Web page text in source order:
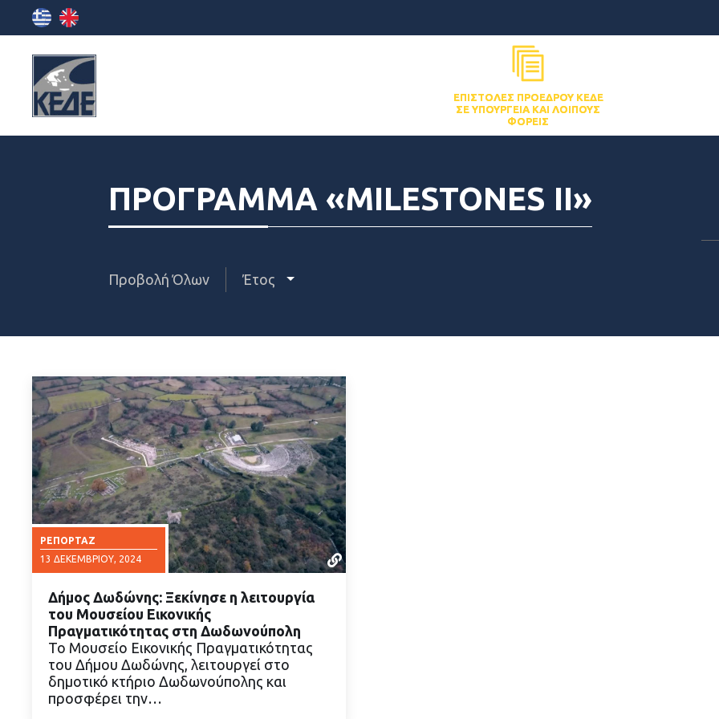
ΕΠΙΣΤΟΛΈΣ ΠΡΟΈΔΡΟΥ ΚΕΔΕ
ΣΕ ΥΠΟΥΡΓΕΊΑ ΚΑΙ ΛΟΙΠΟΎΣ
ΦΟΡΕΊΣ
ΠΡΟΓΡΑΜΜΑ «MILESTONES II»
Προβολή Όλων Έτος
ΡΕΠΟΡΤΆΖ
13 ΔΕΚΕΜΒΡΊΟΥ, 2024
ΔΙΑΒΑΣΤΕ ΠΕΡΙΣΣΟΤΕΡΑ
Δήμος Δωδώνης: Ξεκίνησε η λειτουργία
του Μουσείου Εικονικής
Πραγματικότητας στη Δωδωνούπολη
Το Μουσείο Εικονικής Πραγματικότητας
του Δήμου Δωδώνης, λειτουργεί στο
δημοτικό κτήριο Δωδωνούπολης και
προσφέρει την…